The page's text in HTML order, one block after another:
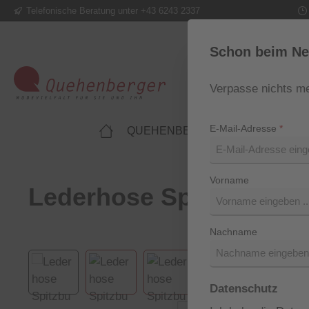
Hauptinhalt springen
Zur Suche springen
Zur Hauptnavigation springen
Telefonische Beratung unter +43 6243 2337
QUEHENBERGER LIFESTYLE
Lederhose Spitzbua
Bildergalerie überspringen
Schon beim
Verpasse nichts
E-Mail-Adresse *
Vorname
Nachname
Datenschutz